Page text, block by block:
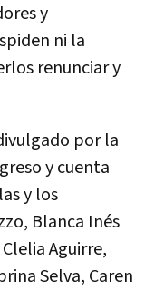
y
ni la
renunciar y
por la
y cuenta
y los
Blanca Inés
Aguirre,
Selva, Caren